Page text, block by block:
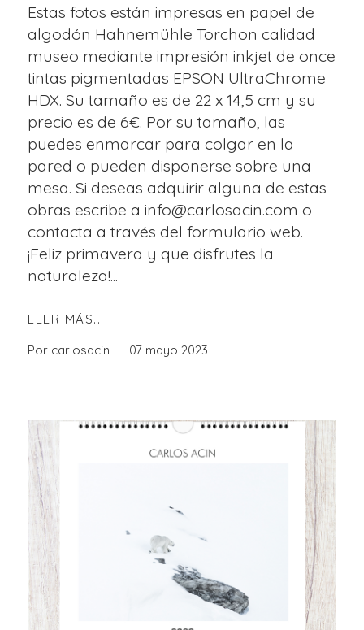
Estas fotos están impresas en papel de
algodón Hahnemühle Torchon calidad
museo mediante impresión inkjet de once
tintas pigmentadas EPSON UltraChrome
HDX. Su tamaño es de 22 x 14,5 cm y su
precio es de 6€. Por su tamaño, las
puedes enmarcar para colgar en la
pared o pueden disponerse sobre una
mesa. Si deseas adquirir alguna de estas
obras escribe a info@carlosacin.com o
contacta a través del formulario web.
¡Feliz primavera y que disfrutes la
naturaleza!...
LEER MÁS...
Por carlosacin 07 mayo 2023